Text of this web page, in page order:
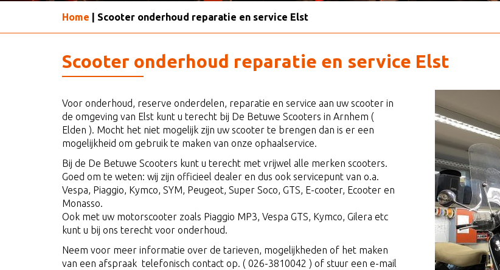
Home | Scooter onderhoud reparatie en service Elst
Scooter onderhoud reparatie en service Elst
Voor onderhoud, reserve onderdelen, reparatie en service aan uw scooter in
de omgeving van Elst kunt u terecht bij De Betuwe Scooters in Arnhem (
Elden ). Mocht het niet mogelijk zijn uw scooter te brengen dan is er een
mogelijkheid om gebruik te maken van onze ophaalservice.
Bij de De Betuwe Scooters kunt u terecht met vrijwel alle merken scooters.
Goed om te weten: wij zijn officieel dealer en dus ook servicepunt van o.a.
Vespa, Piaggio, Kymco, SYM, Peugeot, Super Soco, GTS, E-cooter, Ecooter en
Monasso.
Ook met uw motorscooter zoals Piaggio MP3, Vespa GTS, Kymco, Gilera etc
kunt u bij ons terecht voor onderhoud.
Neem voor meer informatie over de tarieven, mogelijkheden of het maken
van een afspraak telefonisch contact op. ( 026-3810042 ) of stuur een e-mail